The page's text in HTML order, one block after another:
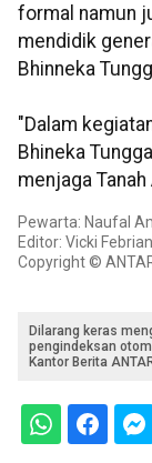
formal namun
mendidik
Bhinneka
"Dalam
Bhineka
menjaga
Pewarta: Naufal
Editor: Vicki
Copyright ©
Dilarang keras
pengindeksan
Kantor Berita